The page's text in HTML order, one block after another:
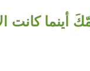
أينما كانت